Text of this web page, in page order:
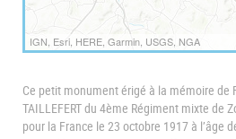
IGN, Esri, HERE, Garmin, USGS, NGA
Ce petit monument érigé à la mémoire de
TAILLEFERT du 4ème Régiment mixte de
pour la France le 23 octobre 1917 à l’âge